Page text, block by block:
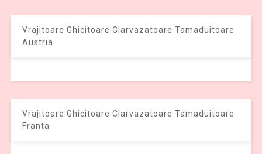
Vrajitoare Ghicitoare Clarvazatoare Tamaduitoare
Austria
Vrajitoare Ghicitoare Clarvazatoare Tamaduitoare
Franta